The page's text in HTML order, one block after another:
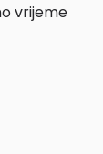
vrijeme